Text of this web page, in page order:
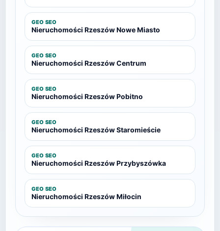
GEO SEO
Nieruchomości Rzeszów Nowe Miasto
GEO SEO
Nieruchomości Rzeszów Centrum
GEO SEO
Nieruchomości Rzeszów Pobitno
GEO SEO
Nieruchomości Rzeszów Staromieście
GEO SEO
Nieruchomości Rzeszów Przybyszówka
GEO SEO
Nieruchomości Rzeszów Miłocin